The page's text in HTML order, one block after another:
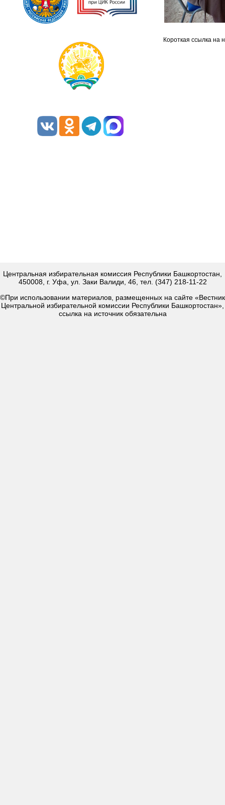
Короткая ссылка на
Центральная избирательная комиссия Республики Башкортостан,
450008, г. Уфа, ул. Заки Валиди, 46, тел. (347) 218-11-22
©При использовании материалов, размещенных на сайте «Вестник
Центральной избирательной комиссии Республики Башкортостан»,
ссылка на источник обязательна